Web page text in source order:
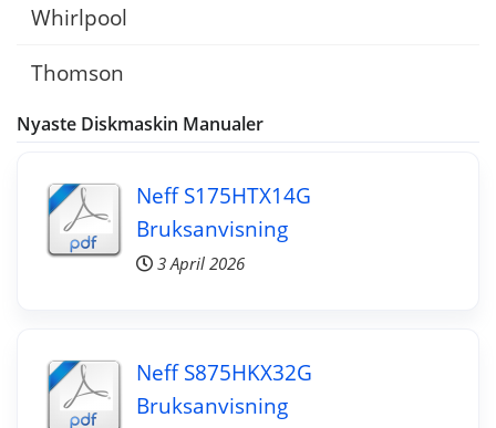
Whirlpool
Thomson
Nyaste Diskmaskin Manualer
Neff S175HTX14G
Bruksanvisning
3 April 2026
Neff S875HKX32G
Bruksanvisning